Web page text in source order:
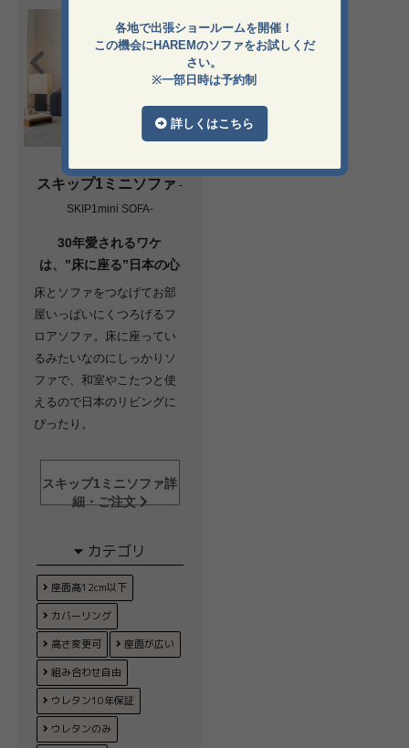
各地で出張ショールームを開催！
この機会にHAREMのソファをお試しくだ
さい。
※一部日時は予約制
詳しくはこちら
スキップ1ミニソファ -
SKIP1mini SOFA-
30年愛されるワケ
は、”床に座る”日本の心
床とソファをつなげてお部
屋いっぱいにくつろげるフ
ロアソファ。床に座ってい
るみたいなのにしっかりソ
ファで、和室やこたつと使
えるので日本のリビングに
ぴったり。
スキップ1ミニソファ詳
細・ご注文
カテゴリ
座面高12cm以下
カバーリング
高さ変更可
座面が広い
組み合わせ自由
ウレタン10年保証
ウレタンのみ